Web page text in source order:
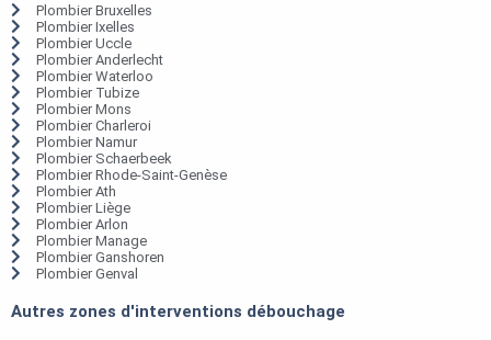
Plombier Bruxelles
Plombier Ixelles
Plombier Uccle
Plombier Anderlecht
Plombier Waterloo
Plombier Tubize
Plombier Mons
Plombier Charleroi
Plombier Namur
Plombier Schaerbeek
Plombier Rhode-Saint-Genèse
Plombier Ath
Plombier Liège
Plombier Arlon
Plombier Manage
Plombier Ganshoren
Plombier Genval
Autres zones d'interventions débouchage